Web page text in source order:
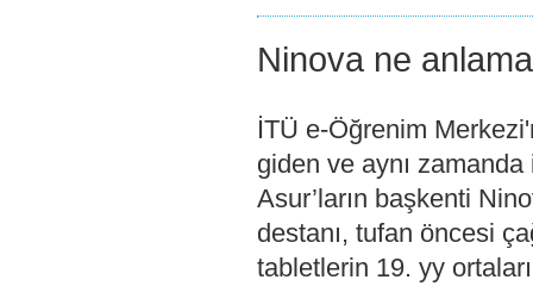
Ninova ne
İTÜ e-Öğrenim
giden ve aynı
Asur’ların başkenti
destanı, tufan öncesi
tabletlerin 19. yy